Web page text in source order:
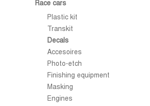
Race cars
Plastic kit
Transkit
Decals
Accesoires
Photo-etch
Finishing equipment
Masking
Engines